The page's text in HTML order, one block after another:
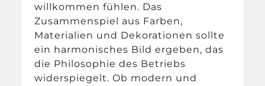
willkommen fühlen. Das
Zusammenspiel aus Farben,
Materialien und Dekorationen sollte
ein harmonisches Bild ergeben, das
die Philosophie des Betriebs
widerspiegelt. Ob modern und